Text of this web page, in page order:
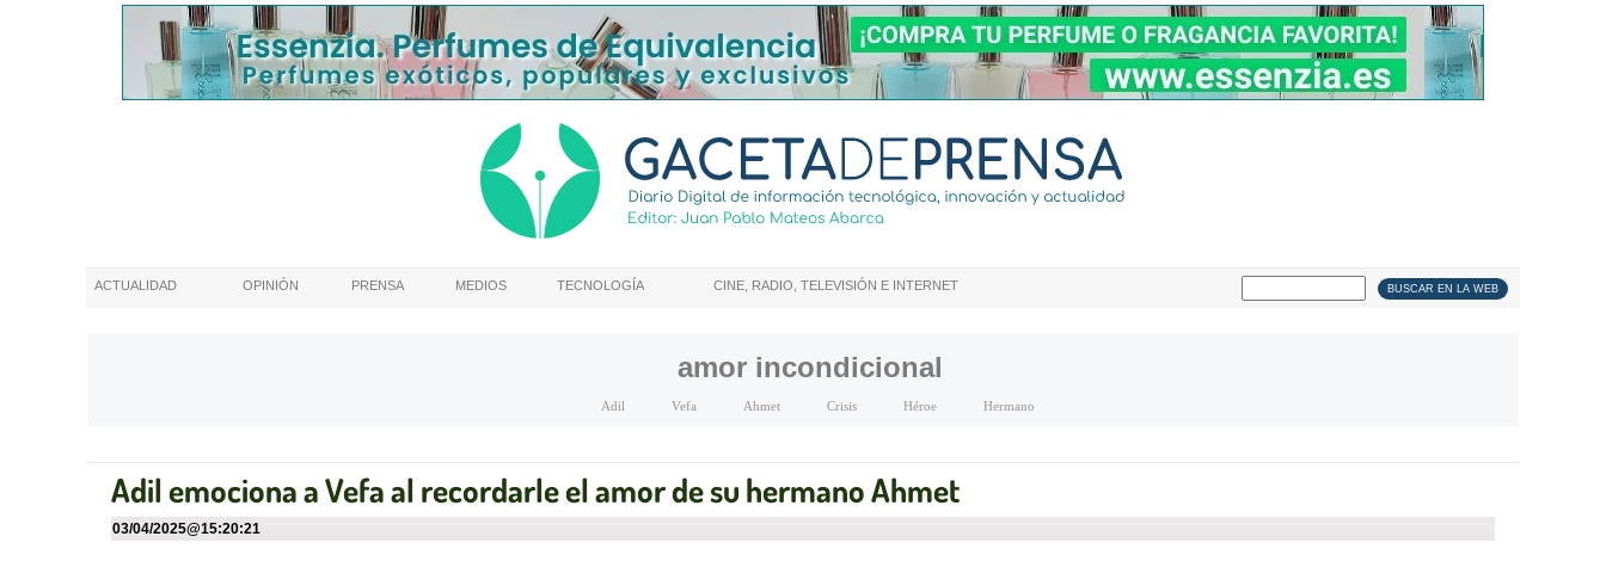
ACTUALIDAD OPINIÓN PRENSA MEDIOS TECNOLOGÍA CINE, RADIO, TELEVISIÓN E INTERNET
amor incondicional
Adil Vefa Ahmet Crisis Héroe Hermano
Adil emociona a Vefa al recordarle el amor de su hermano Ahmet
03/04/2025@15:20:21